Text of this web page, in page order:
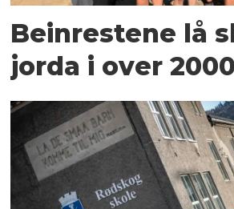
Beinrestene lå
jorda i over